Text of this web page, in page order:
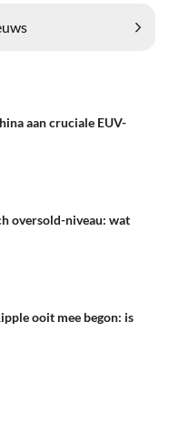
aan cruciale EUV-
oversold-niveau: wat
ooit mee begon: is